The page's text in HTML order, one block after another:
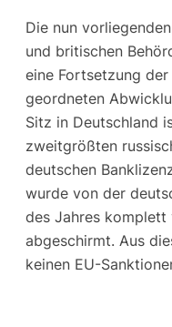
Die nun
und britischen
eine Fortsetzung
geordneten
Sitz in Deutschland
zweitgrößten
deutschen
wurde von der
des Jahres komplett
abgeschirmt. Aus
keinen EU-